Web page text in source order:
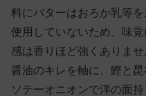
料にバターはおろか乳等
使用していないため、味
感は香りほど強くありま
醤油のキレを軸に、鰹と
ソテーオニオンで洋の面